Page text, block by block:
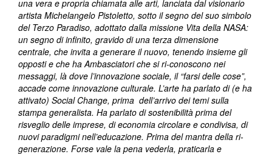
una vera e propria chiamata alle arti, lanciata dal visionario
artista Michelangelo Pistoletto, sotto il segno del suo simbolo
del Terzo Paradiso, adottato dalla missione Vita della NASA:
un segno di infinito, gravido di una terza dimensione
centrale, che invita a generare il nuovo, tenendo insieme gli
opposti e che ha Ambasciatori che si ri-conoscono nei
messaggi, là dove l’innovazione sociale, il “farsi delle cose”,
accade come innovazione culturale. L’arte ha parlato di (e ha
attivato) Social Change, prima dell’arrivo dei temi sulla
stampa generalista. Ha parlato di sostenibilità prima del
risveglio delle imprese, di economia circolare e condivisa, di
nuovi paradigmi nell’educazione. Prima del mantra della ri-
generazione. Forse vale la pena vederla, praticarla e